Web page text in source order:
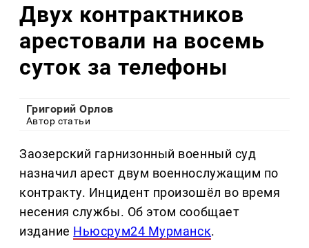
Двух контрактников
арестовали на восемь
суток за телефоны
Григорий Орлов
Автор статьи
Заозерский гарнизонный военный суд
назначил арест двум военнослужащим по
контракту. Инцидент произошёл во время
несения службы. Об этом сообщает
издание Ньюсрум24 Мурманск.